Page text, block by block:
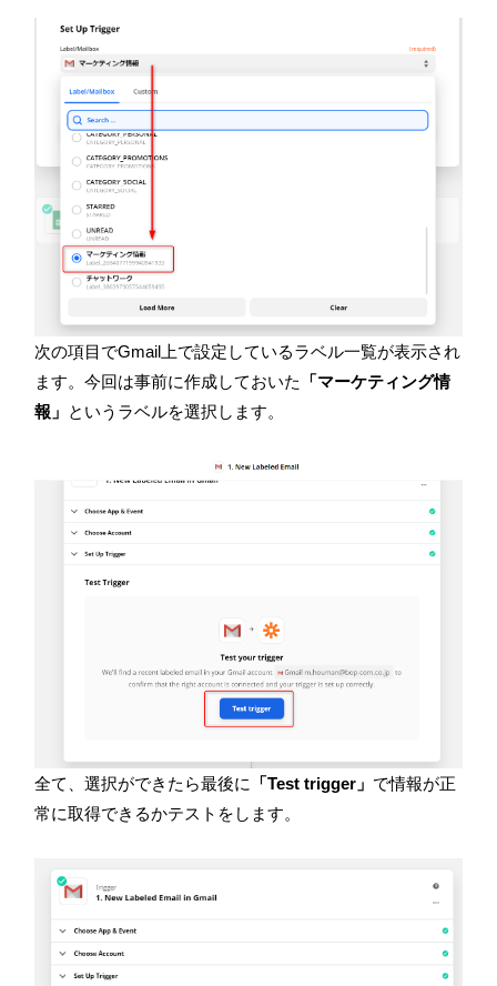
次の項目でGmail 上で設定しているラベル一覧が表示され
ます。今回は事前に作成しておいた
「マーケティング情
報」 というラベルを選択します。
全て、選択ができたら最後に 「Test trigger」 で情報が正
常に取得できるかテストをします。